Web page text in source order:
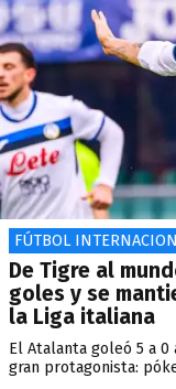
FÚTBOL
De Tigre al
goles y se
la Liga italiana
El Atalanta goleó 5 a
gran protagonista: